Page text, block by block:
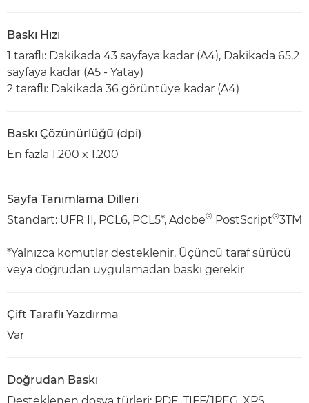
Baskı Hızı
1 taraflı: Dakikada 43 sayfaya kadar (A4), Dakikada 65,2
sayfaya kadar (A5 - Yatay)
2 taraflı: Dakikada 36 görüntüye kadar (A4)
Baskı Çözünürlüğü (dpi)
En fazla 1.200 x 1.200
Sayfa Tanımlama Dilleri
Standart: UFR II, PCL6, PCL5*, Adobe® PostScript®3TM
*Yalnızca komutlar desteklenir. Üçüncü taraf sürücü
veya doğrudan uygulamadan baskı gerekir
Çift Taraflı Yazdırma
Var
Doğrudan Baskı